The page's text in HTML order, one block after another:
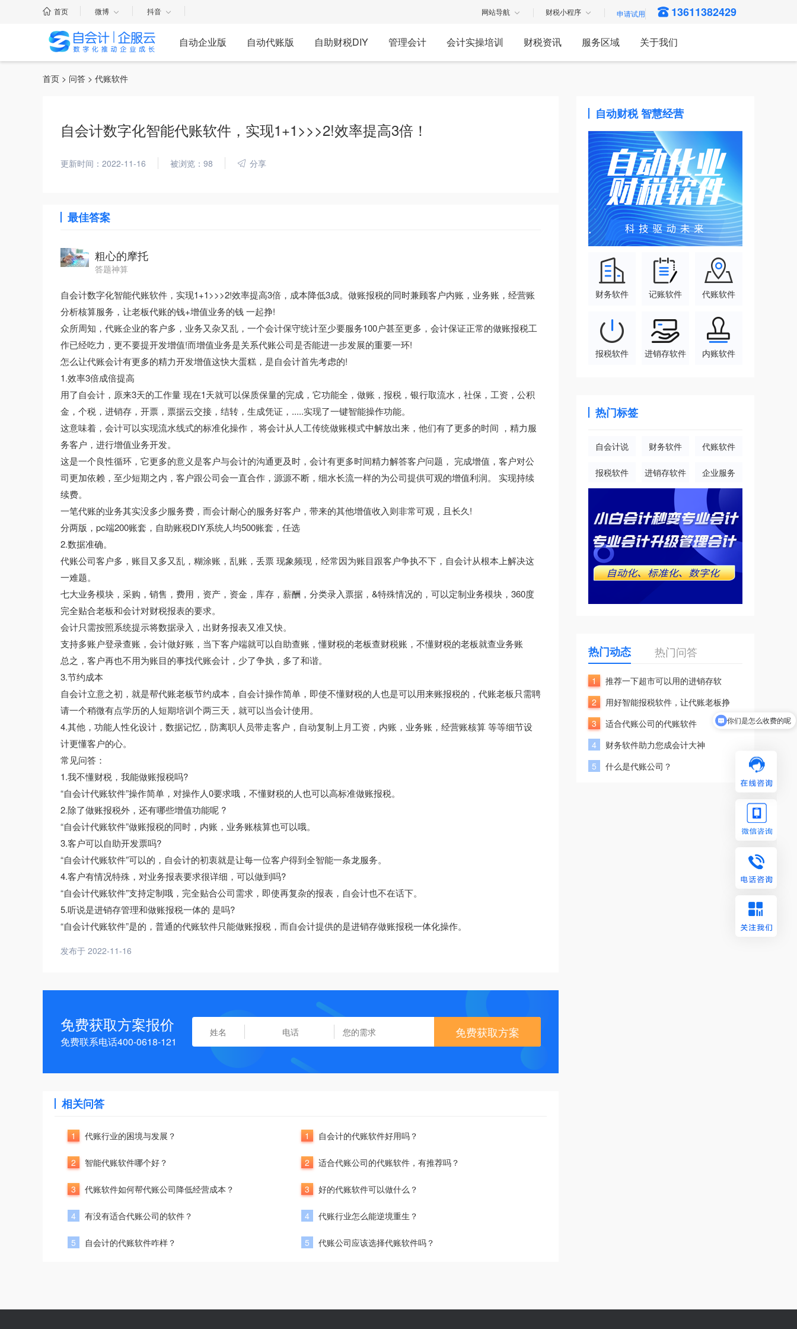
首页 微博 抖音 网站导航 财税小程序 13611382429
自动企业版 自动代账版 自助财税DIY 管理会计 会计实操培训 财税资讯 服务区域 关于我们
首页 > 问答 > 代账软件
自会计数字化智能代账软件，实现1+1>>>2!效率提高3倍！
更新时间：2022-11-16 被浏览：98 分享
最佳答案
粗心的摩托
答题神算
自会计数字化智能代账软件，实现1+1>>>2!效率提高3倍，成本降低3成。做账报税的同时兼顾客户内账，业务账，经营账
分析核算服务，让老板代账的钱+增值业务的钱 一起挣!
众所周知，代账企业的客户多，业务又杂又乱，一个会计保守统计至少要服务100户甚至更多，会计保证正常的做账报税工
作已经吃力，更不要提开发增值!而增值业务是关系代账公司是否能进一步发展的重要一环!
怎么让代账会计有更多的精力开发增值这快大蛋糕，是自会计首先考虑的!
1.效率3倍成倍提高
用了自会计，原来3天的工作量 现在1天就可以保质保量的完成，它功能全，做账，报税，银行取流水，社保，工资，公积
金，个税，进销存，开票，票据云交接，结转，生成凭证，.....实现了一键智能操作功能。
这意味着，会计可以实现流水线式的标准化操作， 将会计从人工传统做账模式中解放出来，他们有了更多的时间 ，精力服
务客户，进行增值业务开发。
这是一个良性循环，它更多的意义是客户与会计的沟通更及时，会计有更多时间精力解答客户问题， 完成增值，客户对公
司更加依赖，至少短期之内，客户跟公司会一直合作，源源不断，细水长流一样的为公司提供可观的增值利润。 实现持续
续费。
一笔代账的业务其实没多少服务费，而会计耐心的服务好客户，带来的其他增值收入则非常可观，且长久!
分两版，pc端200账套，自助账税DIY系统人均500账套，任选
2.数据准确。
代账公司客户多，账目又多又乱，糊涂账，乱账，丢票 现象频现，经常因为账目跟客户争执不下，自会计从根本上解决这
一难题。
七大业务模块，采购，销售，费用，资产，资金，库存，薪酬，分类录入票据，&特殊情况的，可以定制业务模块，360度
完全贴合老板和会计对财税报表的要求。
会计只需按照系统提示将数据录入，出财务报表又准又快。
支持多账户登录查账，会计做好账，当下客户端就可以自助查账，懂财税的老板查财税账，不懂财税的老板就查业务账
总之，客户再也不用为账目的事找代账会计，少了争执，多了和谐。
3.节约成本
自会计立意之初，就是帮代账老板节约成本，自会计操作简单，即使不懂财税的人也是可以用来账报税的，代账老板只需聘
请一个稍微有点学历的人短期培训个两三天，就可以当会计使用。
4.其他，功能人性化设计，数据记忆，防离职人员带走客户，自动复制上月工资，内账，业务账，经营账核算 等等细节设
计更懂客户的心。
常见问答：
1.我不懂财税，我能做账报税吗?
“自会计代账软件”操作简单，对操作人0要求哦，不懂财税的人也可以高标准做账报税。
2.除了做账报税外，还有哪些增值功能呢 ?
“自会计代账软件”做账报税的同时，内账，业务账核算也可以哦。
3.客户可以自助开发票吗?
“自会计代账软件”可以的，自会计的初衷就是让每一位客户得到全智能一条龙服务。
4.客户有情况特殊，对业务报表要求很详细，可以做到吗?
“自会计代账软件”支持定制哦，完全贴合公司需求，即使再复杂的报表，自会计也不在话下。
5.听说是进销存管理和做账报税一体的 是吗?
“自会计代账软件”是的，普通的代账软件只能做账报税，而自会计提供的是进销存做账报税一体化操作。
发布于 2022-11-16
免费获取方案报价
免费联系电话400-0618-121
免费获取方案
相关问答
1 代账行业的困境与发展？
2 智能代账软件哪个好？
3 代账软件如何帮代账公司降低经营成本？
4 有没有适合代账公司的软件？
5 自会计的代账软件咋样？
1 自会计的代账软件好用吗？
2 适合代账公司的代账软件，有推荐吗？
3 好的代账软件可以做什么？
4 代账行业怎么能逆境重生？
5 代账公司应该选择代账软件吗？
自动财税 智慧经营
财务软件 记账软件 代账软件
报税软件 进销存软件 内账软件
热门标签
自会计说 财务软件 代账软件
报税软件 进销存软件 企业服务
热门动态 热门问答
1
推荐一下超市可以用的进销存软
2
用好智能报税软件，让代账老板挣
3
适合代账公司的代账软件
4
财务软件助力您成会计大神
5
什么是代账公司？
你们是怎么收费的呢